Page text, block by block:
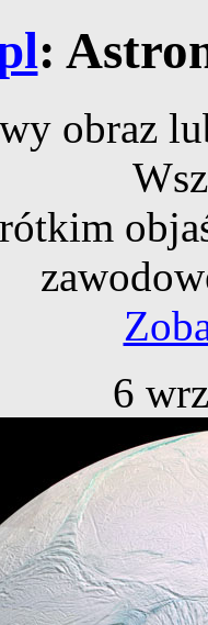
:
obraz
6